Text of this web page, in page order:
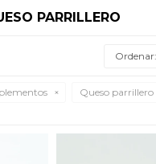
PARRILLERO
Queso parrillero